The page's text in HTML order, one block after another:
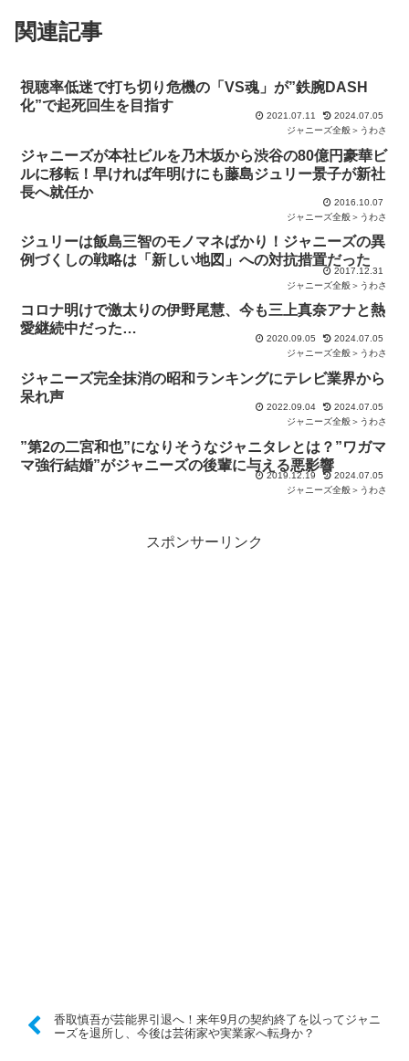
関連記事
視聴率低迷で打ち切り危機の「VS魂」が”鉄腕DASH
化”で起死回生を目指す
2021.07.11
2024.07.05
ジャニーズ全般＞うわさ
ジャニーズが本社ビルを乃木坂から渋谷の80億円豪華ビ
ルに移転！早ければ年明けにも藤島ジュリー景子が新社
長へ就任か
2016.10.07
ジャニーズ全般＞うわさ
ジュリーは飯島三智のモノマネばかり！ジャニーズの異
例づくしの戦略は「新しい地図」への対抗措置だった
2017.12.31
ジャニーズ全般＞うわさ
コロナ明けで激太りの伊野尾慧、今も三上真奈アナと熱
愛継続中だった…
2020.09.05
2024.07.05
ジャニーズ全般＞うわさ
ジャニーズ完全抹消の昭和ランキングにテレビ業界から
呆れ声
2022.09.04
2024.07.05
ジャニーズ全般＞うわさ
”第2の二宮和也”になりそうなジャニタレとは？”ワガマ
マ強行結婚”がジャニーズの後輩に与える悪影響
2019.12.19
2024.07.05
ジャニーズ全般＞うわさ
スポンサーリンク
香取慎吾が芸能界引退へ！来年9月の契約終了を以ってジャニ
ーズを退所し、今後は芸術家や実業家へ転身か？